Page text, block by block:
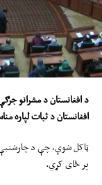
د افغانستاندمشرانو جرګ
افغانستان د ثبات لپاره
ټاکل شوې، چې د
پر ځای کړي.